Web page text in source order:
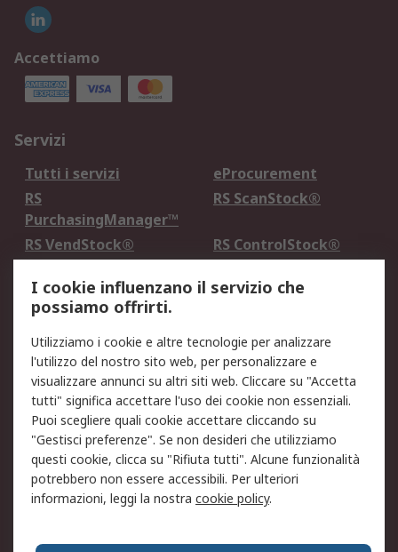
Accettiamo
Servizi
Tutti i servizi
eProcurement
RS
PurchasingManager™
RS ScanStock®
RS VendStock®
RS ControlStock®
Legale
Informativa Cookie
Informativa Privacy -
Aggiornata
Email Security
Termini d'uso
Condizioni di vendita
Condizioni generali di
servizio
Etica e responsabilità
Chi Siamo
Chi Siamo Contattaci
I cookie influenzano il servizio che
possiamo offrirti.
Utilizziamo i cookie e altre tecnologie per analizzare
l'utilizzo del nostro sito web, per personalizzare e
visualizzare annunci su altri siti web. Cliccare su "Accetta
tutti" significa accettare l'uso dei cookie non essenziali.
Puoi scegliere quali cookie accettare cliccando su
"Gestisci preferenze". Se non desideri che utilizziamo
questi cookie, clicca su "Rifiuta tutti". Alcune funzionalità
potrebbero non essere accessibili. Per ulteriori
informazioni, leggi la nostra cookie policy.